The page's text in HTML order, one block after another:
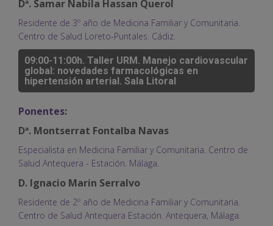
Dª. Samar Nabila Hassan Querol
Residente de 3º año de Medicina Familiar y Comunitaria.
Centro de Salud Loreto-Puntales. Cádiz.
09:00-11:00h. Taller URM. Manejo cardiovascular
global: novedades farmacológicas en
hipertensión arterial. Sala Litoral
Ponentes:
Dª. Montserrat Fontalba Navas
Especialista en Medicina Familiar y Comunitaria. Centro de
Salud Antequera - Estación. Málaga.
D. Ignacio Marin Serralvo
Residente de 2º año de Medicina Familiar y Comunitaria.
Centro de Salud Antequera Estación. Antequera, Málaga.